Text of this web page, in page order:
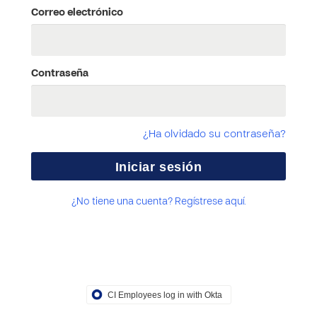
Correo electrónico
Contraseña
¿Ha olvidado su contraseña?
¿No tiene una cuenta? Regístrese aquí.
CI Employees log in with Okta